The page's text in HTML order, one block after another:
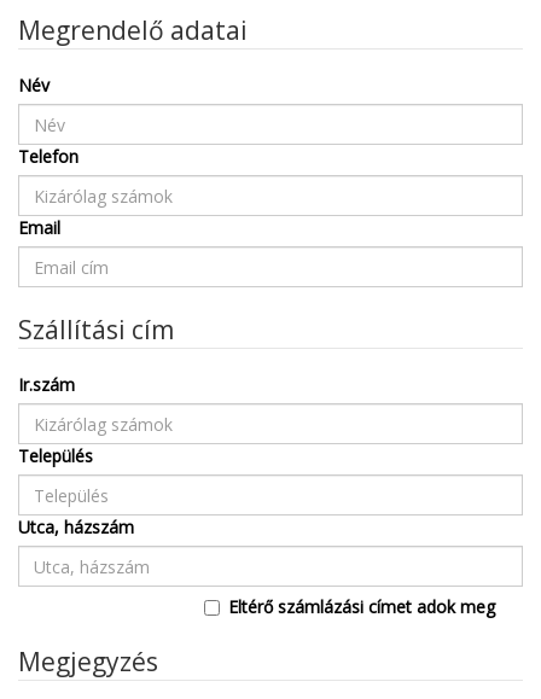
Megrendelő adatai
Név
Telefon
Email
Szállítási cím
Ir.szám
Település
Utca, házszám
Eltérő számlázási címet adok meg
Megjegyzés